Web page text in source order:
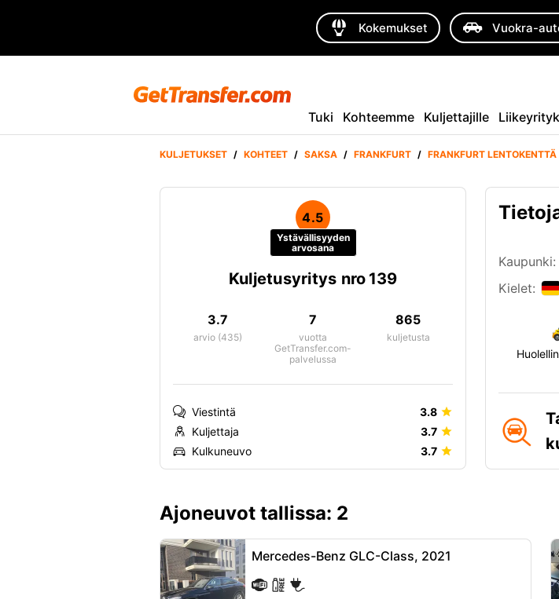
Kokemukset Vuokra-
Tuki Kohteemme Kuljettajille
KULJETUKSET / KOHTEET / SAKSA / FRANKFURT / FRANKFURT
4.5
Ystävällisyyden
arvosana
Kuljetusyritys nro 139
3.7
arvio (435)
7
vuotta
GetTransfer.com-
palvelussa
865
kuljetusta
Viestintä
3.8
Kuljettaja
3.7
Kulkuneuvo
3.7
Kaupunki:
Kielet:
Ajoneuvot tallissa: 2
Mercedes-Benz GLC-Class, 2021